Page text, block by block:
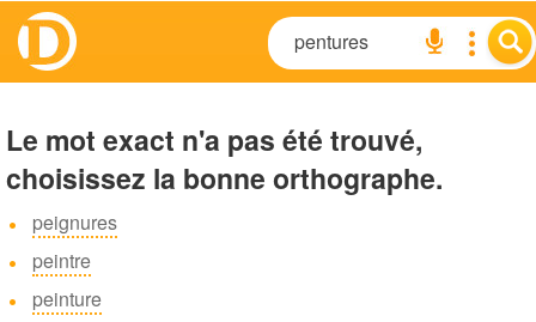
Le mot exact n'a pas été trouvé,
choisissez la bonne orthographe.
peignures
peintre
peinture